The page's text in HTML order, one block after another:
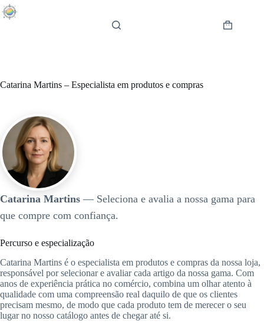
Pular
para
Carrinho
Catarina Martins – Especialista em produtos e compras
Catarina Martins — Seleciona e avalia a nossa gama para
que compre com confiança.
Percurso e especialização
Catarina Martins é o especialista em produtos e compras da nossa loja,
responsável por selecionar e avaliar cada artigo da nossa gama. Com
anos de experiência prática no comércio, combina um olhar atento à
qualidade com uma compreensão real daquilo de que os clientes
precisam mesmo, de modo que cada produto tem de merecer o seu
lugar no nosso catálogo antes de chegar até si.